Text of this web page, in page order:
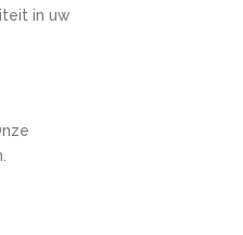
in uw